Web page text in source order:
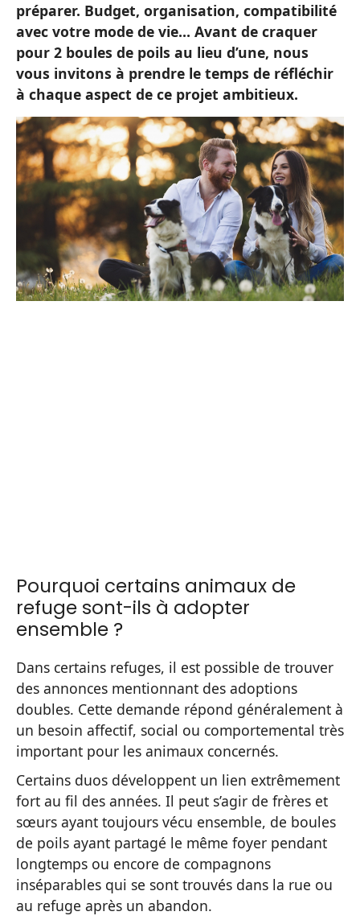
préparer. Budget, organisation, compatibilité
avec votre mode de vie… Avant de craquer
pour 2 boules de poils au lieu d’une, nous
vous invitons à prendre le temps de réfléchir
à chaque aspect de ce projet ambitieux.
Pourquoi certains animaux de
refuge sont-ils à adopter
ensemble ?
Dans certains refuges, il est possible de trouver
des annonces mentionnant des adoptions
doubles. Cette demande répond généralement à
un besoin affectif, social ou comportemental très
important pour les animaux concernés.
Certains duos développent un lien extrêmement
fort au fil des années. Il peut s’agir de frères et
sœurs ayant toujours vécu ensemble, de boules
de poils ayant partagé le même foyer pendant
longtemps ou encore de compagnons
inséparables qui se sont trouvés dans la rue ou
au refuge après un abandon.